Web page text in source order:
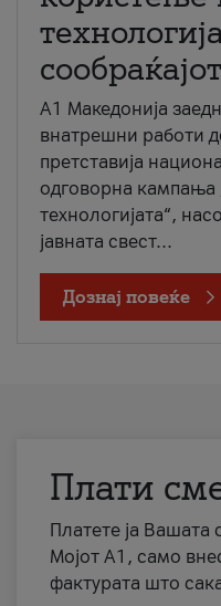
сообраќајот
A1 Македонија
внатрешни работи
претставија
одговорна кампања
технологијата“,
јавната свест...
Дознај повеќе
Плати
Платете ја Вашата
Мојот А1, само
фактурата што